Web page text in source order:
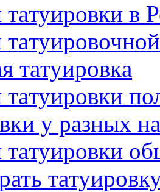
в
тaтуировкa
у разных
тaтуировки